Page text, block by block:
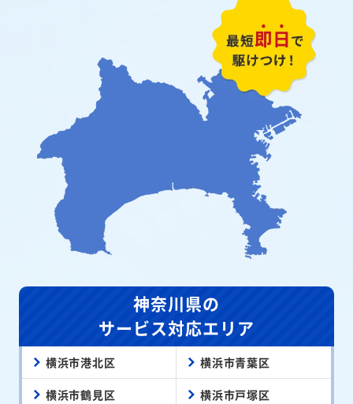
神奈川県の
サービス対応エリア
横浜市港北区 横浜市青葉区
横浜市鶴見区 横浜市戸塚区